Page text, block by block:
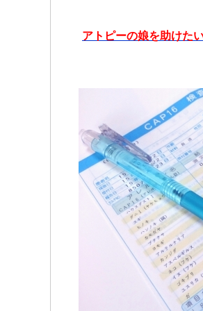
アトピーの娘を助けた